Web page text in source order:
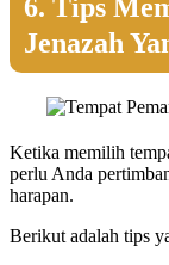
6. Tips
Jenazah
Ketika memilih
perlu Anda
harapan.
Berikut adalah tips